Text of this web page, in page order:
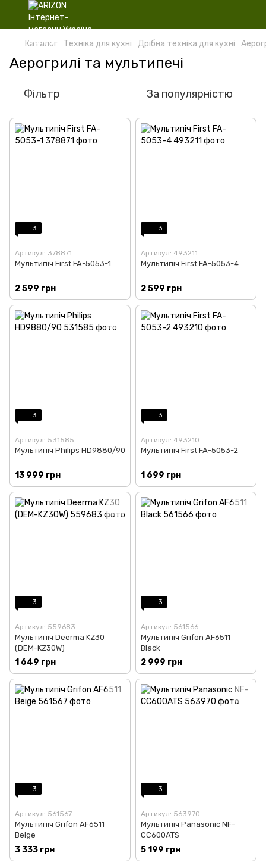
Каталог Техніка для кухні Дрібна техніка для кухні
Аерогрилі та мультипечі
Фільтр За популярністю
3
Артикул: 378871
Мультипіч First FA-5053-1
2 599 грн
3
Артикул: 493211
Мультипіч First FA-5053-4
2 599 грн
3
Артикул: 531585
Мультипіч Philips HD9880/90
13 999 грн
3
Артикул: 493210
Мультипіч First FA-5053-2
1 699 грн
3
Артикул: 559683
Мультипіч Deerma KZ30
(DEM-KZ30W)
1 649 грн
3
Артикул: 561566
Мультипіч Grifon AF6511
Black
2 999 грн
3
Артикул: 561567
Мультипіч Grifon AF6511
Beige
3 333 грн
3
Артикул: 563970
Мультипіч Panasonic NF-
CC600ATS
5 199 грн